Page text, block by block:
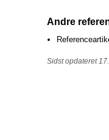
Andre
Sidst opdateret